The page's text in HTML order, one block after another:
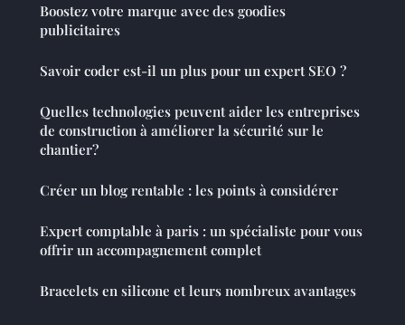
Boostez votre marque avec des goodies
publicitaires
Savoir coder est-il un plus pour un expert SEO ?
Quelles technologies peuvent aider les entreprises
de construction à améliorer la sécurité sur le
chantier?
Créer un blog rentable : les points à considérer
Expert comptable à paris : un spécialiste pour vous
offrir un accompagnement complet
Bracelets en silicone et leurs nombreux avantages